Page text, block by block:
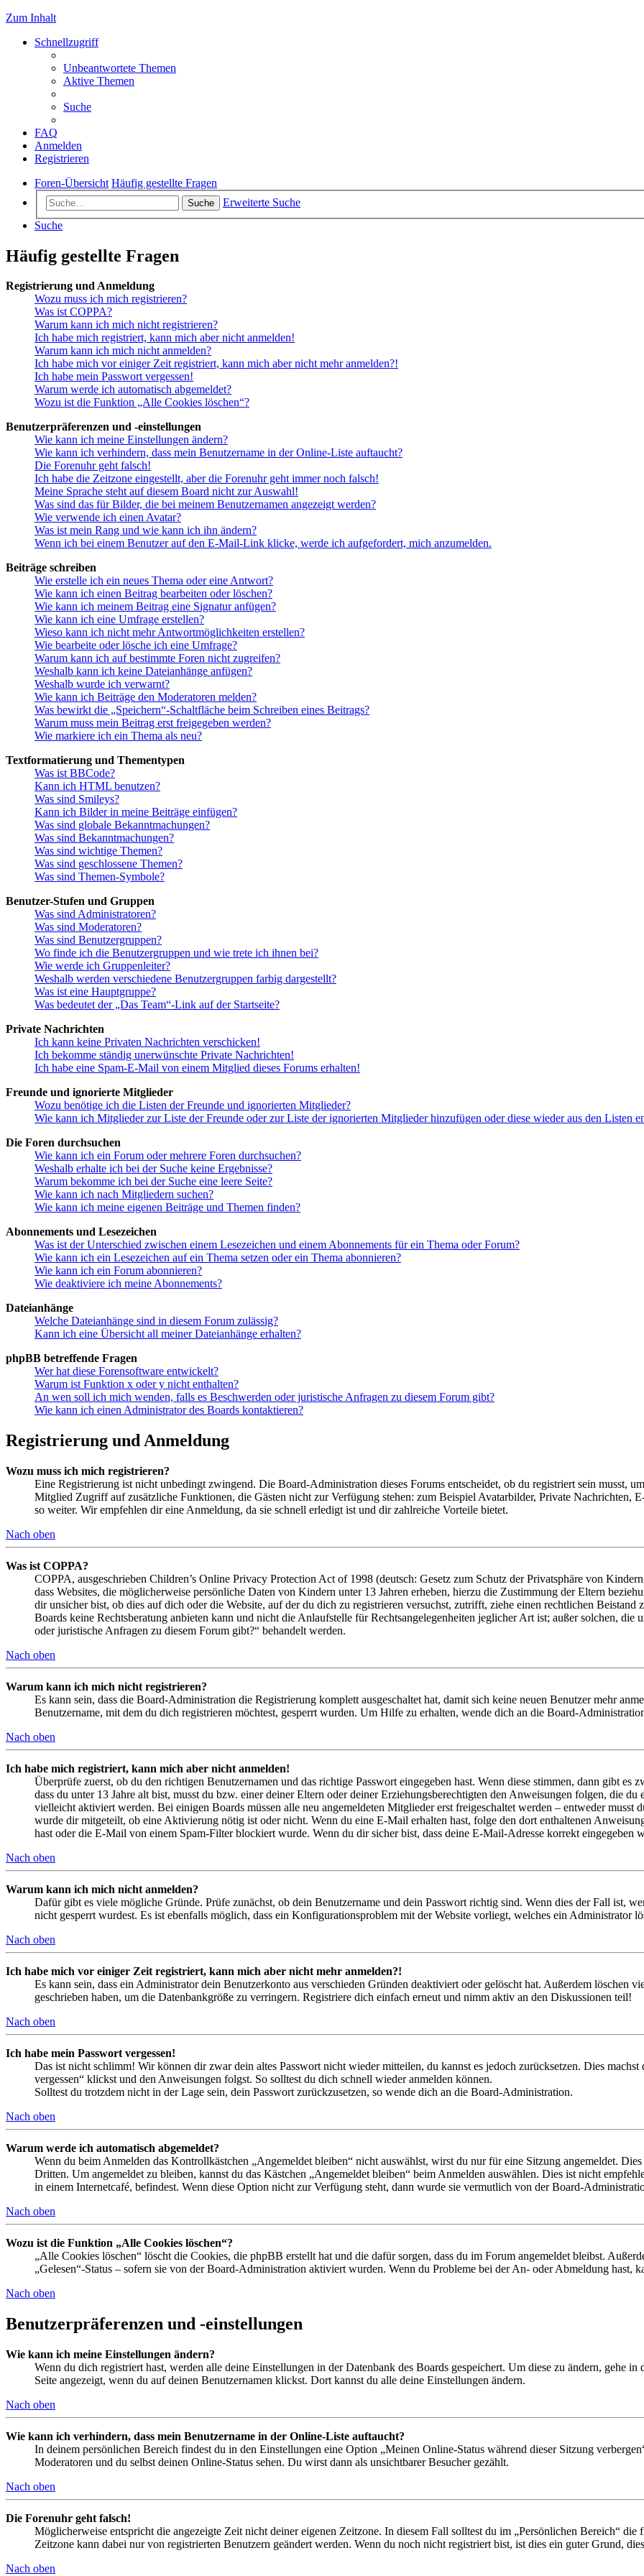
Zum Inhalt
Schnellzugriff
Unbeantwortete Themen
Aktive Themen
Suche
FAQ
Anmelden
Registrieren
Foren-Übersicht Häufig gestellte Fragen
Suche
Erweiterte Suche
Suche
Häufig gestellte Fragen
Registrierung und Anmeldung
Wozu muss ich mich registrieren?
Was ist COPPA?
Warum kann ich mich nicht registrieren?
Ich habe mich registriert, kann mich aber nicht anmelden!
Warum kann ich mich nicht anmelden?
Ich habe mich vor einiger Zeit registriert, kann mich aber nicht mehr anmelden?!
Ich habe mein Passwort vergessen!
Warum werde ich automatisch abgemeldet?
Wozu ist die Funktion „Alle Cookies löschen“?
Benutzerpräferenzen und -einstellungen
Wie kann ich meine Einstellungen ändern?
Wie kann ich verhindern, dass mein Benutzername in der Online-Liste auftaucht?
Die Forenuhr geht falsch!
Ich habe die Zeitzone eingestellt, aber die Forenuhr geht immer noch falsch!
Meine Sprache steht auf diesem Board nicht zur Auswahl!
Was sind das für Bilder, die bei meinem Benutzernamen angezeigt werden?
Wie verwende ich einen Avatar?
Was ist mein Rang und wie kann ich ihn ändern?
Wenn ich bei einem Benutzer auf den E-Mail-Link klicke, werde ich aufgefordert, mich anzumelden.
Beiträge schreiben
Wie erstelle ich ein neues Thema oder eine Antwort?
Wie kann ich einen Beitrag bearbeiten oder löschen?
Wie kann ich meinem Beitrag eine Signatur anfügen?
Wie kann ich eine Umfrage erstellen?
Wieso kann ich nicht mehr Antwortmöglichkeiten erstellen?
Wie bearbeite oder lösche ich eine Umfrage?
Warum kann ich auf bestimmte Foren nicht zugreifen?
Weshalb kann ich keine Dateianhänge anfügen?
Weshalb wurde ich verwarnt?
Wie kann ich Beiträge den Moderatoren melden?
Was bewirkt die „Speichern“-Schaltfläche beim Schreiben eines Beitrags?
Warum muss mein Beitrag erst freigegeben werden?
Wie markiere ich ein Thema als neu?
Textformatierung und Thementypen
Was ist BBCode?
Kann ich HTML benutzen?
Was sind Smileys?
Kann ich Bilder in meine Beiträge einfügen?
Was sind globale Bekanntmachungen?
Was sind Bekanntmachungen?
Was sind wichtige Themen?
Was sind geschlossene Themen?
Was sind Themen-Symbole?
Benutzer-Stufen und Gruppen
Was sind Administratoren?
Was sind Moderatoren?
Was sind Benutzergruppen?
Wo finde ich die Benutzergruppen und wie trete ich ihnen bei?
Wie werde ich Gruppenleiter?
Weshalb werden verschiedene Benutzergruppen farbig dargestellt?
Was ist eine Hauptgruppe?
Was bedeutet der „Das Team“-Link auf der Startseite?
Private Nachrichten
Ich kann keine Privaten Nachrichten verschicken!
Ich bekomme ständig unerwünschte Private Nachrichten!
Ich habe eine Spam-E-Mail von einem Mitglied dieses Forums erhalten!
Freunde und ignorierte Mitglieder
Wozu benötige ich die Listen der Freunde und ignorierten Mitglieder?
Wie kann ich Mitglieder zur Liste der Freunde oder zur Liste der ignorierten Mitglieder hinzufügen oder diese wieder aus den Listen
Die Foren durchsuchen
Wie kann ich ein Forum oder mehrere Foren durchsuchen?
Weshalb erhalte ich bei der Suche keine Ergebnisse?
Warum bekomme ich bei der Suche eine leere Seite?
Wie kann ich nach Mitgliedern suchen?
Wie kann ich meine eigenen Beiträge und Themen finden?
Abonnements und Lesezeichen
Was ist der Unterschied zwischen einem Lesezeichen und einem Abonnements für ein Thema oder Forum?
Wie kann ich ein Lesezeichen auf ein Thema setzen oder ein Thema abonnieren?
Wie kann ich ein Forum abonnieren?
Wie deaktiviere ich meine Abonnements?
Dateianhänge
Welche Dateianhänge sind in diesem Forum zulässig?
Kann ich eine Übersicht all meiner Dateianhänge erhalten?
phpBB betreffende Fragen
Wer hat diese Forensoftware entwickelt?
Warum ist Funktion x oder y nicht enthalten?
An wen soll ich mich wenden, falls es Beschwerden oder juristische Anfragen zu diesem Forum gibt?
Wie kann ich einen Administrator des Boards kontaktieren?
Registrierung und Anmeldung
Wozu muss ich mich registrieren?
Eine Registrierung ist nicht unbedingt zwingend. Die Board-Administration dieses Forums entscheidet, ob du registriert sein musst,
Mitglied Zugriff auf zusätzliche Funktionen, die Gästen nicht zur Verfügung stehen: zum Beispiel Avatarbilder, Private Nachrichten,
so weiter. Wir empfehlen dir eine Anmeldung, da sie schnell erledigt ist und dir zahlreiche Vorteile bietet.
Nach oben
Was ist COPPA?
COPPA, ausgeschrieben Children’s Online Privacy Protection Act of 1998 (deutsch: Gesetz zum Schutz der Privatsphäre von
dass Websites, die möglicherweise persönliche Daten von Kindern unter 13 Jahren erheben, hierzu die Zustimmung der Eltern
dir unsicher bist, ob dies auf dich oder die Website, auf der du dich zu registrieren versuchst, zutrifft, ziehe einen rechtlichen
Boards keine Rechtsberatung anbieten kann und nicht die Anlaufstelle für Rechtsangelegenheiten jeglicher Art ist; außer solchen,
oder juristische Anfragen zu diesem Forum gibt?“ behandelt werden.
Nach oben
Warum kann ich mich nicht registrieren?
Es kann sein, dass die Board-Administration die Registrierung komplett ausgeschaltet hat, damit sich keine neuen Benutzer mehr
Benutzername, mit dem du dich registrieren möchtest, gesperrt wurden. Um Hilfe zu erhalten, wende dich an die Board-
Nach oben
Ich habe mich registriert, kann mich aber nicht anmelden!
Überprüfe zuerst, ob du den richtigen Benutzernamen und das richtige Passwort eingegeben hast. Wenn diese stimmen, dann gibt es
dass du unter 13 Jahre alt bist, musst du bzw. einer deiner Eltern oder deiner Erziehungsberechtigten den Anweisungen folgen, die
vielleicht aktiviert werden. Bei einigen Boards müssen alle neu angemeldeten Mitglieder erst freigeschaltet werden – entweder musst
wurde dir mitgeteilt, ob eine Aktivierung nötig ist oder nicht. Wenn du eine E-Mail erhalten hast, folge den dort enthaltenen
hast oder die E-Mail von einem Spam-Filter blockiert wurde. Wenn du dir sicher bist, dass deine E-Mail-Adresse korrekt eingegeben
Nach oben
Warum kann ich mich nicht anmelden?
Dafür gibt es viele mögliche Gründe. Prüfe zunächst, ob dein Benutzername und dein Passwort richtig sind. Wenn dies der Fall ist,
nicht gesperrt wurdest. Es ist ebenfalls möglich, dass ein Konfigurationsproblem mit der Website vorliegt, welches ein Administrator
Nach oben
Ich habe mich vor einiger Zeit registriert, kann mich aber nicht mehr anmelden?!
Es kann sein, dass ein Administrator dein Benutzerkonto aus verschieden Gründen deaktiviert oder gelöscht hat. Außerdem löschen
geschrieben haben, um die Datenbankgröße zu verringern. Registriere dich einfach erneut und nimm aktiv an den Diskussionen teil!
Nach oben
Ich habe mein Passwort vergessen!
Das ist nicht schlimm! Wir können dir zwar dein altes Passwort nicht wieder mitteilen, du kannst es jedoch zurücksetzen. Dies
vergessen“ klickst und den Anweisungen folgst. So solltest du dich schnell wieder anmelden können.
Solltest du trotzdem nicht in der Lage sein, dein Passwort zurückzusetzen, so wende dich an die Board-Administration.
Nach oben
Warum werde ich automatisch abgemeldet?
Wenn du beim Anmelden das Kontrollkästchen „Angemeldet bleiben“ nicht auswählst, wirst du nur für eine Sitzung angemeldet.
Dritten. Um angemeldet zu bleiben, kannst du das Kästchen „Angemeldet bleiben“ beim Anmelden auswählen. Dies ist nicht
in einem Internetcafé, befindest. Wenn diese Option nicht zur Verfügung steht, dann wurde sie vermutlich von der Board-
Nach oben
Wozu ist die Funktion „Alle Cookies löschen“?
„Alle Cookies löschen“ löscht die Cookies, die phpBB erstellt hat und die dafür sorgen, dass du im Forum angemeldet bleibst.
„Gelesen“-Status – sofern sie von der Board-Administration aktiviert wurden. Wenn du Probleme bei der An- oder Abmeldung hast,
Nach oben
Benutzerpräferenzen und -einstellungen
Wie kann ich meine Einstellungen ändern?
Wenn du dich registriert hast, werden alle deine Einstellungen in der Datenbank des Boards gespeichert. Um diese zu ändern, gehe
Seite angezeigt, wenn du auf deinen Benutzernamen klickst. Dort kannst du alle deine Einstellungen ändern.
Nach oben
Wie kann ich verhindern, dass mein Benutzername in der Online-Liste auftaucht?
In deinem persönlichen Bereich findest du in den Einstellungen eine Option „Meinen Online-Status während dieser Sitzung
Moderatoren und du selbst deinen Online-Status sehen. Du wirst dann als unsichtbarer Besucher gezählt.
Nach oben
Die Forenuhr geht falsch!
Möglicherweise entspricht die angezeigte Zeit nicht deiner eigenen Zeitzone. In diesem Fall solltest du im „Persönlichen Bereich“
Zeitzone kann dabei nur von registrierten Benutzern geändert werden. Wenn du noch nicht registriert bist, ist dies ein guter Grund,
Nach oben